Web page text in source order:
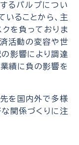
るパルプについ
いることから、主
を負っておりま
活動の変容や世
影響により調達
績に負の影響を
を国内外で多様
関係づくりに注